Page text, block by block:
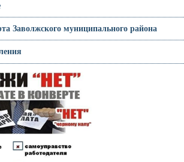
Заволжского муниципального района